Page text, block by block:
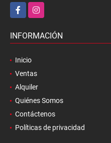
FacebookInstagram
INFORMACIÓN
Inicio
Ventas
Alquiler
Quiénes Somos
Contáctenos
Políticas de privacidad